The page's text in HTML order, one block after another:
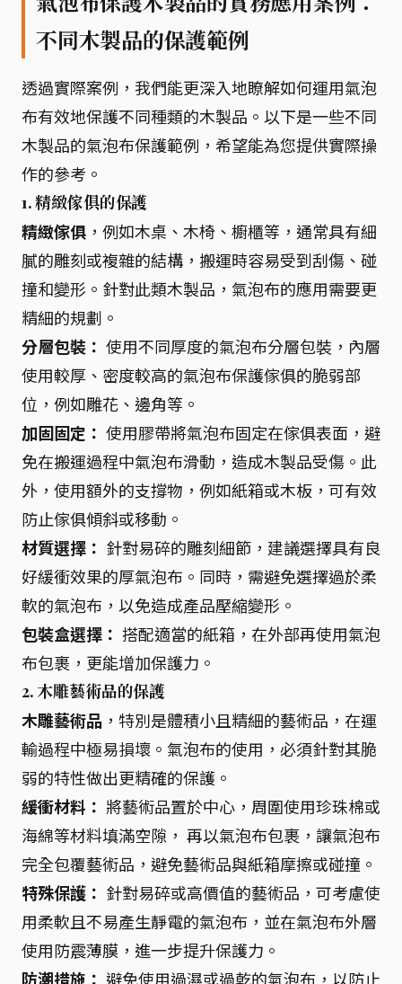
不同木製品的保護範例
透過實際案例，我們能更深入地瞭解如何運用氣泡
布有效地保護不同種類的木製品。以下是一些不同
木製品的氣泡布保護範例，希望能為您提供實際操
作的參考。
1. 精緻傢俱的保護
精緻傢俱 ，例如木桌、木椅、櫥櫃等，通常具有細
膩的雕刻或複雜的結構，搬運時容易受到刮傷、碰
撞和變形。針對此類木製品，氣泡布的應用需要更
精細的規劃。
分層包裝： 使用不同厚度的氣泡布分層包裝，內層
使用較厚、密度較高的氣泡布保護傢俱的脆弱部
位，例如雕花、邊角等。
加固固定： 使用膠帶將氣泡布固定在傢俱表面，避
免在搬運過程中氣泡布滑動，造成木製品受傷。此
外，使用額外的支撐物，例如紙箱或木板，可有效
防止傢俱傾斜或移動。
材質選擇： 針對易碎的雕刻細節，建議選擇具有良
好緩衝效果的厚氣泡布。同時，需避免選擇過於柔
軟的氣泡布，以免造成產品壓縮變形。
包裝盒選擇： 搭配適當的紙箱，在外部再使用氣泡
布包裹，更能增加保護力。
2. 木雕藝術品的保護
木雕藝術品 ，特別是體積小且精細的藝術品，在運
輸過程中極易損壞。氣泡布的使用，必須針對其脆
弱的特性做出更精確的保護。
緩衝材料： 將藝術品置於中心，周圍使用珍珠棉或
海綿等材料填滿空隙， 再以氣泡布包裹，讓氣泡布
完全包覆藝術品，避免藝術品與紙箱摩擦或碰撞。
特殊保護： 針對易碎或高價值的藝術品，可考慮使
用柔軟且不易產生靜電的氣泡布，並在氣泡布外層
使用防震薄膜，進一步提升保護力。
防潮措施： 避免使用過濕或過乾的氣泡布，以防止